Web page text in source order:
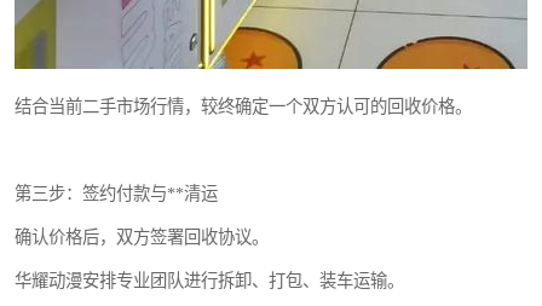
结合当前二手市场行情，较终确定一个双方认可的回收价格。
第三步：签约付款与**清运
确认价格后，双方签署回收协议。
华耀动漫安排专业团队进行拆卸、打包、装车运输。